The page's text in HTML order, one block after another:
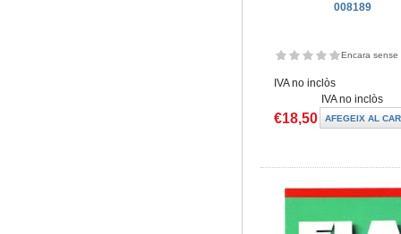
008189
Encara sense
IVA no inclòs
IVA no inclòs
€18,50